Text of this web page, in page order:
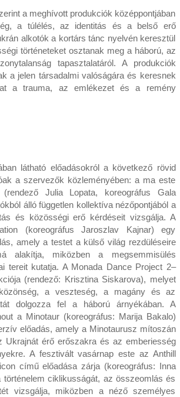
a meghívott produkciók középpontjában
a túlélés, az identitás és a belső erő
alkotók a kortárs tánc nyelvén keresztül
történeteket osztanak meg a háború, az
tapasztalatáról. A produkciók
a jelen társadalmi valóságára és keresnek
a trauma, az emlékezet és a remény
látható előadásokról a következő rövid
a szervezők közleményében: a ma este
(rendező Julia Lopata, koreográfus Gala
álló független kollektíva nézőpontjából a
és közösségi erő kérdéseit vizsgálja. A
(koreográfus Jaroszlav Kajnar) egy
amely a testet a külső világ rezdüléseire
alakítja, miközben a megsemmisülés
tereit kutatja. A Monada Dance Project 2–
(rendező: Krisztina Siskarova), melyet
a veszteség, a magány és az
dolgozza fel a háború árnyékában. A
a Minotaur (koreográfus: Marija Bakalo)
előadás, amely a Minotaurusz mítoszán
Ukrajnát érő erőszakra és az emberiesség
A fesztivált vasárnap este az Anthill
című előadása zárja (koreográfus: Inna
történelem ciklikusságát, az összeomlás és
vizsgálja, miközben a néző személyes